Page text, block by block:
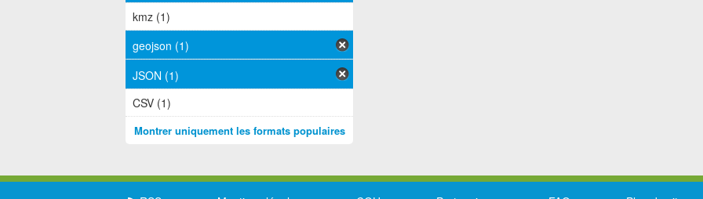
kmz (1)
geojson (1)
JSON (1)
CSV (1)
Montrer uniquement les formats populaires